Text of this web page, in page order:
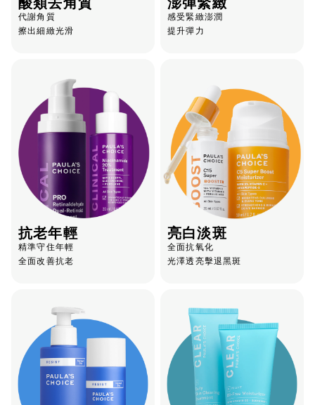
代謝角質
擦出細緻光滑
感受緊緻澎潤
提升彈力
抗老年輕
精準守住年輕
全面改善抗老
亮白淡斑
全面抗氧化
光澤透亮擊退黑斑